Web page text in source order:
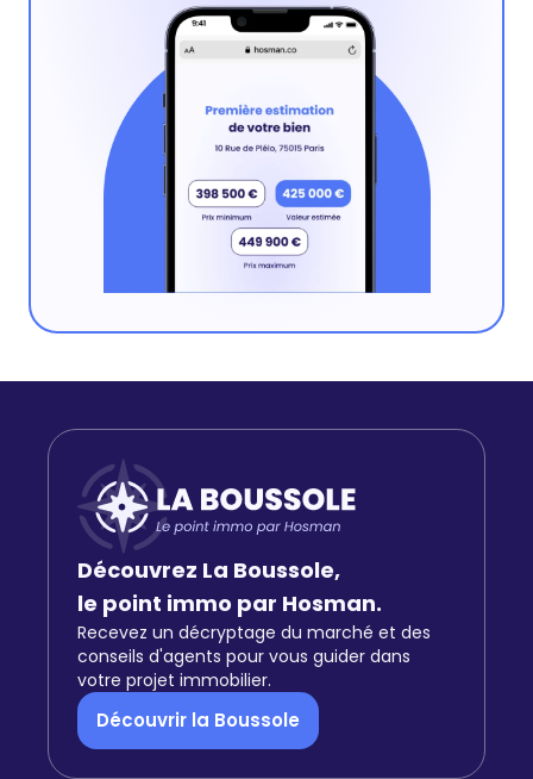
Découvrez La Boussole,
le point immo par Hosman.
Recevez un décryptage du marché et des
conseils d'agents pour vous guider dans
votre projet immobilier.
Découvrir la Boussole